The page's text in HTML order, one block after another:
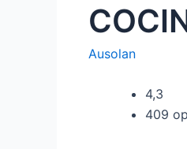
Ausolan
4,3
409